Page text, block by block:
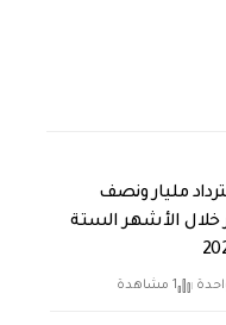
مليار ونصف
خلال الأشهر الستة
1 مشاهدة